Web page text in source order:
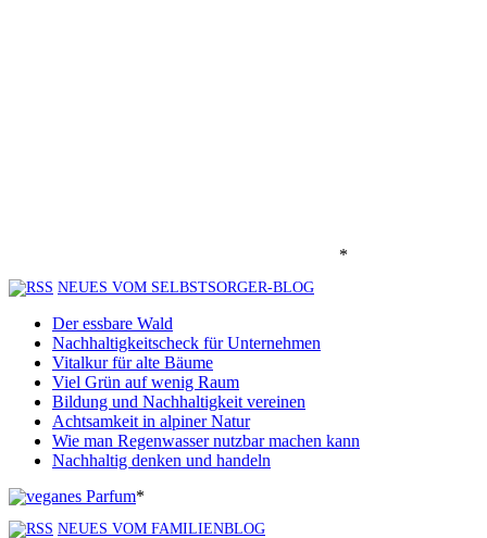
*
NEUES VOM SELBSTSORGER-BLOG
Der essbare Wald
Nachhaltigkeitscheck für Unternehmen
Vitalkur für alte Bäume
Viel Grün auf wenig Raum
Bildung und Nachhaltigkeit vereinen
Achtsamkeit in alpiner Natur
Wie man Regenwasser nutzbar machen kann
Nachhaltig denken und handeln
*
NEUES VOM FAMILIENBLOG